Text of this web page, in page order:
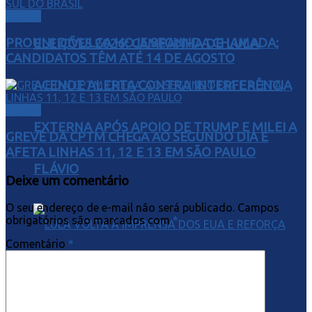
ELEIÇÕES 2026: CAMPANHA DE LULA
ACENDE ALERTA CONTRA INTERFERÊNCIA
EXTERNA APÓS APOIO DE TRUMP E MILEI A
FLÁVIO
PROUNI DIVULGA HOJE SEGUNDA CHAMADA;
CANDIDATOS TÊM ATÉ 14 DE AGOSTO
GREVE DA CPTM CHEGA AO SEGUNDO DIA E
AFETA LINHAS 11, 12 E 13 EM SÃO PAULO
Deixe um comentário
O seu endereço de e-mail não será publicado. Campos
obrigatórios são marcados com*
Comentário *